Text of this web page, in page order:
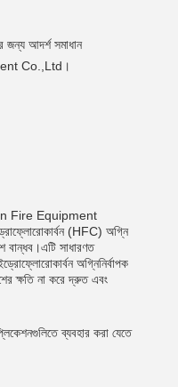
জন্য আদর্শ সমাধান
Co.,Ltd।
Fire Equipment
(HFC) অগ্নি
বান্ধব।এটি সাধারণত
অগ্নিনির্বাপক
ক্ষতি না করে দ্রুত এবং
ব্যবহার করা যেতে